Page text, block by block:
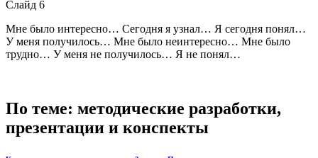
Слайд 6
Мне было интересно… Сегодня я узнал… Я сегодня понял…
У меня получилось… Мне было неинтересно… Мне было
трудно… У меня не получилось… Я не понял…
По теме: методические разработки,
презентации и конспекты